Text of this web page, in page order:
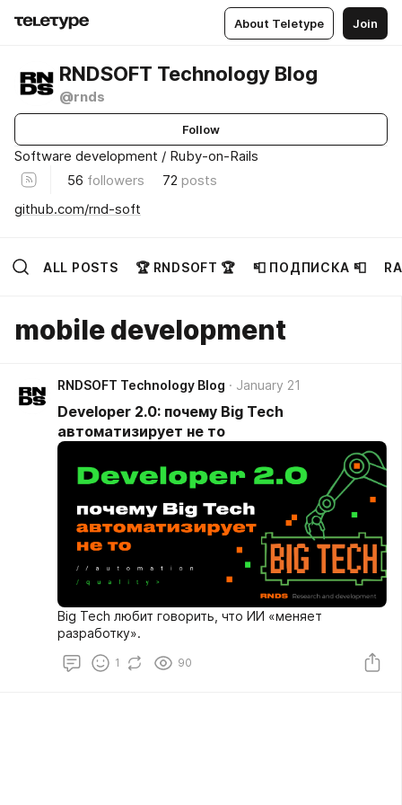
About Teletype Join
RNDSOFT Technology Blog
@rnds
Follow
Software development / Ruby-on-Rails
56 followers 72 posts
github.com/rnd-soft
ALL POSTS 🏆 RNDSOFT 🏆 📮 ПОДПИСКА 📮
mobile development
RNDSOFT Technology Blog January 21
Developer 2.0: почему Big Tech
автоматизирует не то
Big Tech любит говорить, что ИИ «меняет
разработку».
1 90